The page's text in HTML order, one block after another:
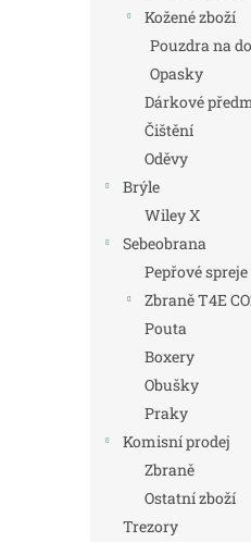
Kožené zboží
Pouzdra na
Opasky
Dárkové
Čištění
Oděvy
Brýle
Wiley X
Sebeobrana
Pepřové spreje
Zbraně T4E
Pouta
Boxery
Obušky
Praky
Komisní prodej
Zbraně
Ostatní zboží
Trezory